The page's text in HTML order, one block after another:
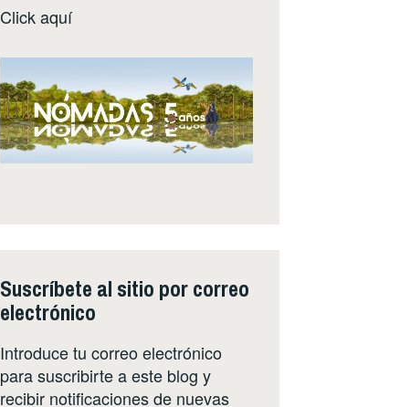
Clickaquí
Suscríbete al sitio por correo
electrónico
Introduce tu correo electrónico
para suscribirte a este blog y
recibir notificaciones de nuevas